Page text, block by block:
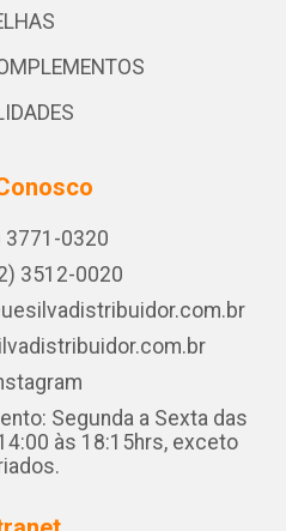
3771-0320
3512-0020
Segunda a Sexta das
às 18:15hrs, exceto